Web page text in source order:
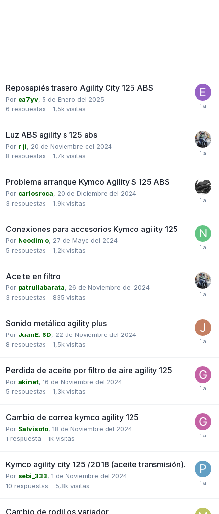
Reposapiés trasero Agility City 125 ABS
Por ea7yv, 5 de Enero del 2025
6 respuestas 1,5k visitas
Luz ABS agility s 125 abs
Por riji, 20 de Noviembre del 2024
8 respuestas 1,7k visitas
Problema arranque Kymco Agility S 125 ABS
Por carlosroca, 20 de Diciembre del 2024
3 respuestas 1,9k visitas
Conexiones para accesorios Kymco agility 125
Por Neodimio, 27 de Mayo del 2024
5 respuestas 1,2k visitas
Aceite en filtro
Por patrullabarata, 26 de Noviembre del 2024
3 respuestas 835 visitas
Sonido metálico agility plus
Por JuanE. SD, 22 de Noviembre del 2024
8 respuestas 1,5k visitas
Perdida de aceite por filtro de aire agility 125
Por akinet, 16 de Noviembre del 2024
5 respuestas 1,3k visitas
Cambio de correa kymco agility 125
Por Salvisoto, 18 de Noviembre del 2024
1 respuesta 1k visitas
Kymco agility city 125 /2018 (aceite transmisión).
Por sebi_333, 1 de Noviembre del 2024
10 respuestas 5,8k visitas
Cambio de rodillos variador